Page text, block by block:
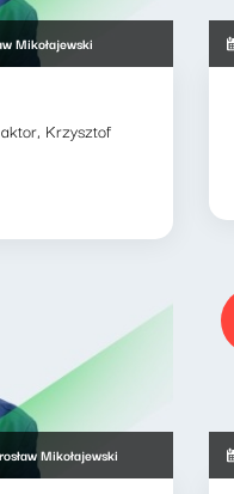
Mikołajewski
aktor, Krzysztof
Mikołajewski